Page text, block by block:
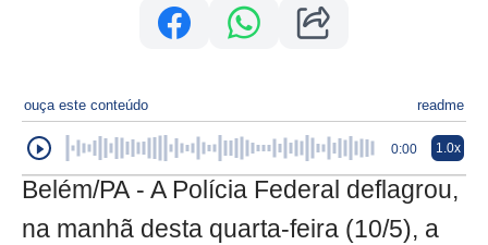
ouça este conteúdo readme
0:00 1.0x
Belém/PA - A Polícia Federal deflagrou,
na manhã desta quarta-feira (10/5), a